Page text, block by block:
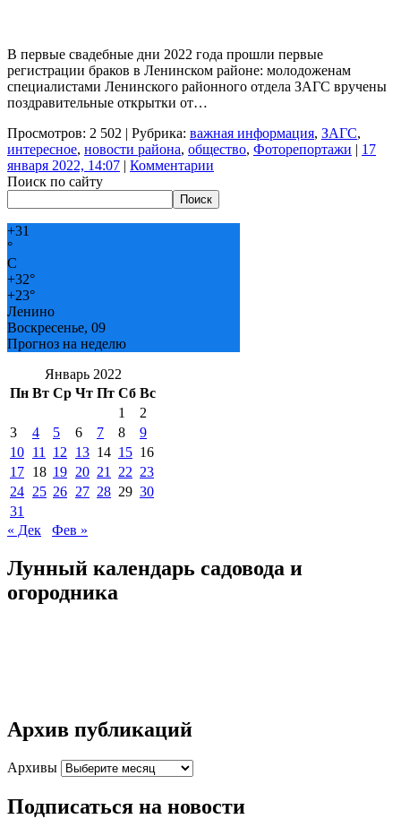
В первые свадебные дни 2022 года прошли первые
регистрации браков в Ленинском районе: молодоженам
специалистами Ленинского районного отдела ЗАГС вручены
поздравительные открытки от…
Просмотров: 2 502 | Рубрика: важная информация, ЗАГС,
интересное, новости района, общество, Фоторепортажи | 17
января 2022, 14:07 | Комментарии
Поиск по сайту
Поиск
+31
°
C
+32°
+23°
Ленино
Воскресенье, 09
Прогноз на неделю
Январь 2022
Пн Вт Ср Чт Пт Сб Вс
1
2
3
4 5 6 7 8
9
10 11 12 13 14 15 16
17 18 19 20 21 22 23
24 25 26 27 28 29 30
31
« Дек
Фев »
Лунный календарь садовода и
огородника
Архив публикаций
Архивы
Подписаться на новости